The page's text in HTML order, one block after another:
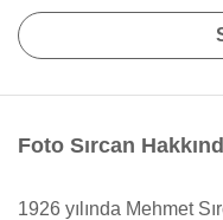
Foto Sırcan
1926 yılında Mehmet